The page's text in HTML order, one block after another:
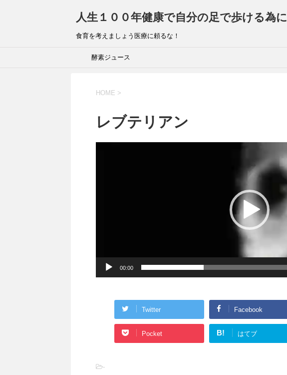
人生１００年健康で自分の足で歩ける為に
食育を考えましょう医療に頼るな！
酵素ジュース
HOME >
レブテリアン
00:00
Twitter Facebook
Pocket B! はてブ
-